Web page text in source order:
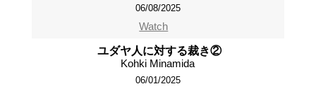
06/08/2025
Watch
ユダヤ人に対する裁き②
Kohki Minamida
06/01/2025